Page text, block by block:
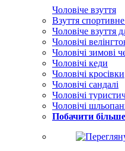
Чоловіче взуття
Взуття
Чоловіче взуття
Чоловічі
Чоловічі зимові
Чоловічі кеди
Чоловічі кросівки
Чоловічі сандалі
Чоловічі
Чоловічі
Побачити